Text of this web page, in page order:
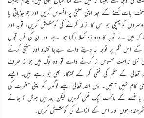
بات کہنے کے بعد اپنی سختی پر افسوس کریں اور جو جذباتی یا
کو پہنچی ہو اس کا ازالہ کرنے کی کوشش کریں، توبہ اور
کہ میں نے توبہ کا دروازہ کھلا رکھا ہوا ہے اور ان کی توبہ قبول
کے اس حکم پر توجہ نہ دینے والے بےجا تشدد اور سختی کرتے
بھی ندامت محسوس نہ کرنے والے تو وہ لوگ ہیں جو نہ صرف
تعالیٰ کے حکم کی نفی کر کے گنہگار بھی ہو رہے ہیں۔ ایسے
کام نہیں آتیں۔ پس اللہ تعالیٰ ایسے لوگوں کو اپنی مغفرت کی
یا غصے کے ماتحت ایک فعل کردیں لیکن بعد میں ہوش آ جانے
شرمندہ ہوں اور اس کے ازالے کی کوشش کریں۔